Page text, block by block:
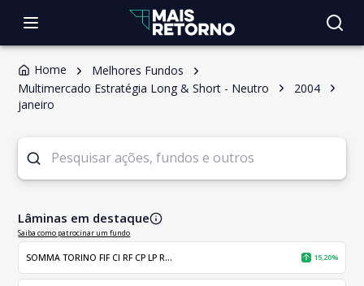
Home
Melhores Fundos
Multimercado Estratégia Long & Short - Neutro
2004
janeiro
Lâminas em destaque
Saiba como patrocinar um fundo
SOMMA TORINO FIF CI RF CP LP R... 15,20%